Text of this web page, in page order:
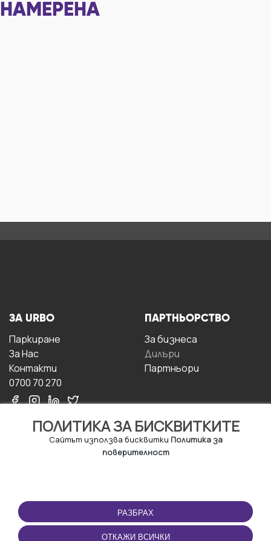
НАМЕРЕНА
ПОЛИТИКА ЗА БИСКВИТКИТЕ
Сайтът използва бисквитки Политика за
поверителност
РАЗБРАХ
ОТКАЖИ ВСИЧКИ
ЗА URBO
Паркиране
За Hас
Контакти
0700 70 270
ПАРТНЬОРСТВО
За бизнесa
Дилъри
Партньори
ПОЛЗВАНЕ
Правила и условия за
ползване
ПРИЛОЖЕНИЕТО